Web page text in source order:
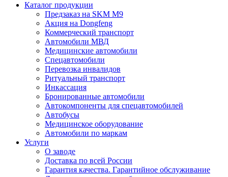
Каталог продукции
Предзаказ на SKM M9
Акция на Dongfeng
Коммерческий транспорт
Автомобили МВД
Медицинские автомобили
Спецавтомобили
Перевозка инвалидов
Ритуальный транспорт
Инкассация
Бронированные автомобили
Автокомпоненты для спецавтомобилей
Автобусы
Медицинское оборудование
Автомобили по маркам
Услуги
О заводе
Доставка по всей России
Гарантия качества. Гарантийное обслуживание